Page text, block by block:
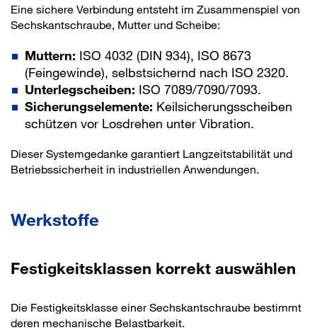
Eine sichere Verbindung entsteht im Zusammenspiel von
Sechskantschraube, Mutter und Scheibe:
Muttern: ISO 4032 (DIN 934), ISO 8673
(Feingewinde), selbstsichernd nach ISO 2320.
Unterlegscheiben: ISO 7089/7090/7093.
Sicherungselemente: Keilsicherungsscheiben
schützen vor Losdrehen unter Vibration.
Dieser Systemgedanke garantiert Langzeitstabilität und
Betriebssicherheit in industriellen Anwendungen.
Werkstoffe
Festigkeitsklassen korrekt auswählen
Die Festigkeitsklasse einer Sechskantschraube bestimmt
deren mechanische Belastbarkeit.